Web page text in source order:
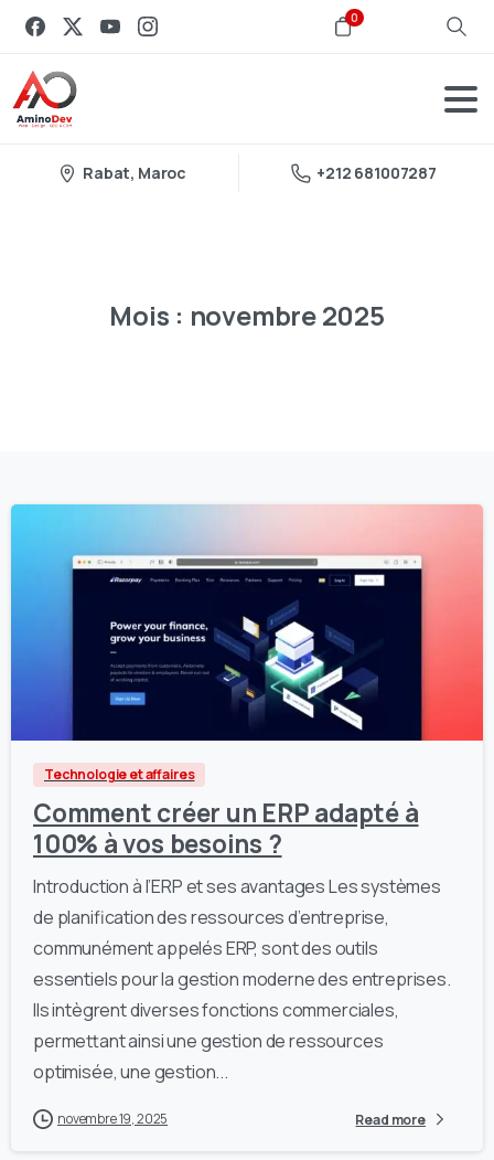
0
Rabat, Maroc +212 681007287
Mois : novembre2025
0
Technologie et affaires
Comment créer un ERP adapté à
100% à vos besoins ?
Introduction à l’ERP et ses avantages Les systèmes
de planification des ressources d’entreprise,
communément appelés ERP, sont des outils
essentiels pour la gestion moderne des entreprises.
Ils intègrent diverses fonctions commerciales,
permettant ainsi une gestion de ressources
optimisée, une gestion...
novembre 19, 2025 Read more